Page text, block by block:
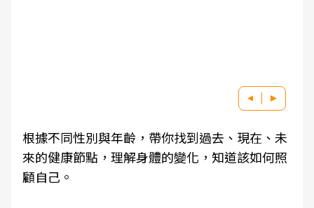
根據不同性別與年齡，帶你找到過去、現在、未
來的健康節點，理解身體的變化，知道該如何照
顧自己。